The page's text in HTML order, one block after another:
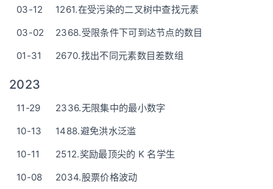
03-12
1261.在受污染的二叉树中查找元素
03-02
2368.受限条件下可到达节点的数目
01-31
2670.找出不同元素数目差数组
2023
11-29
2336.无限集中的最小数字
10-13
1488.避免洪水泛滥
10-11
2512.奖励最顶尖的 K 名学生
10-08
2034.股票价格波动